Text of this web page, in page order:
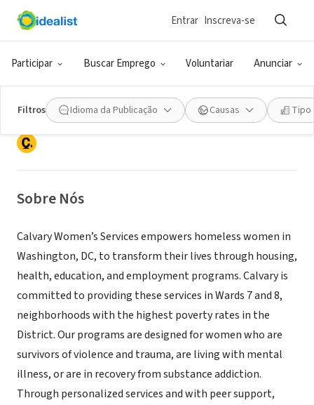
Participar Buscar Emprego Voluntariar Anunciar
Entrar Inscreva-se
Filtros Idioma da Publicação Causas Tipo
Calvary Women's Services
Washington, DC|www.calvaryservices.org
Sobre Nós
Calvary Women’s Services empowers homeless women in
Washington, DC, to transform their lives through housing,
health, education, and employment programs. Calvary is
committed to providing these services in Wards 7 and 8,
neighborhoods with the highest poverty rates in the
District. Our programs are designed for women who are
survivors of violence and trauma, are living with mental
illness, or are in recovery from substance addiction.
Through personalized services and with peer support,